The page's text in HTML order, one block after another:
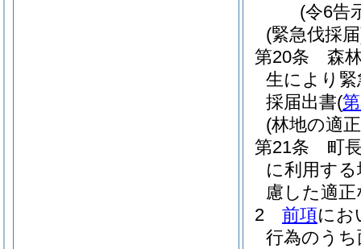
(令6告
(緊急伐採
第20条
森
生により
採届出書(
(林地の適
第21条
町
に利用す
慮した適
2
前項にお
行為のう